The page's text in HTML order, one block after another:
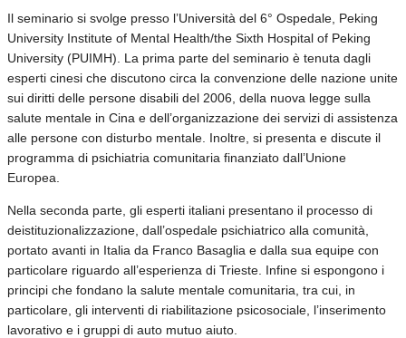
Il seminario si svolge presso l’Università del 6° Ospedale, Peking
University Institute of Mental Health/the Sixth Hospital of Peking
University (PUIMH). La prima parte del seminario è tenuta dagli
esperti cinesi che discutono circa la convenzione delle nazione unite
sui diritti delle persone disabili del 2006, della nuova legge sulla
salute mentale in Cina e dell’organizzazione dei servizi di assistenza
alle persone con disturbo mentale. Inoltre, si presenta e discute il
programma di psichiatria comunitaria finanziato dall’Unione
Europea.
Nella seconda parte, gli esperti italiani presentano il processo di
deistituzionalizzazione, dall’ospedale psichiatrico alla comunità,
portato avanti in Italia da Franco Basaglia e dalla sua equipe con
particolare riguardo all’esperienza di Trieste. Infine si espongono i
principi che fondano la salute mentale comunitaria, tra cui, in
particolare, gli interventi di riabilitazione psicosociale, l’inserimento
lavorativo e i gruppi di auto mutuo aiuto.